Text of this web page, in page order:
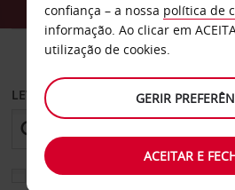
CARRO
LEVANTAR EM
Escolher uma estação de
confiança – a nossa política de
informação. Ao clicar em
utilização de cookies.
GERIR
ACEITAR E